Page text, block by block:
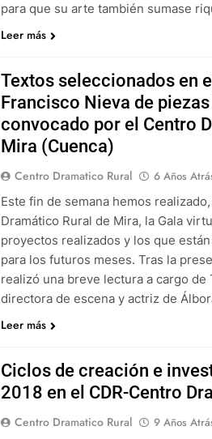
para que su arte también sumase
Leer más
Textos seleccionados en
Francisco Nieva de
convocado por el Centro
Mira (Cuenca)
Centro Dramatico Rural 6 Años
Este fin de semana hemos
Dramático Rural de Mira, la Gala
proyectos realizados y los que
para los futuros meses. Tras la
realizó una breve lectura a cargo de
directora de escena y actriz de
Leer más
Ciclos de creación e
2018 en el CDR-Centro
Centro Dramatico Rural 9 Años